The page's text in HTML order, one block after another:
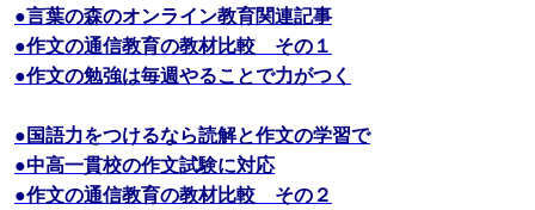
●言葉の森のオンライン教育関連記事
●作文の通信教育の教材比較 その１
●作文の勉強は毎週やることで力がつく
●国語力をつけるなら読解と作文の学習で
●中高一貫校の作文試験に対応
●作文の通信教育の教材比較 その２